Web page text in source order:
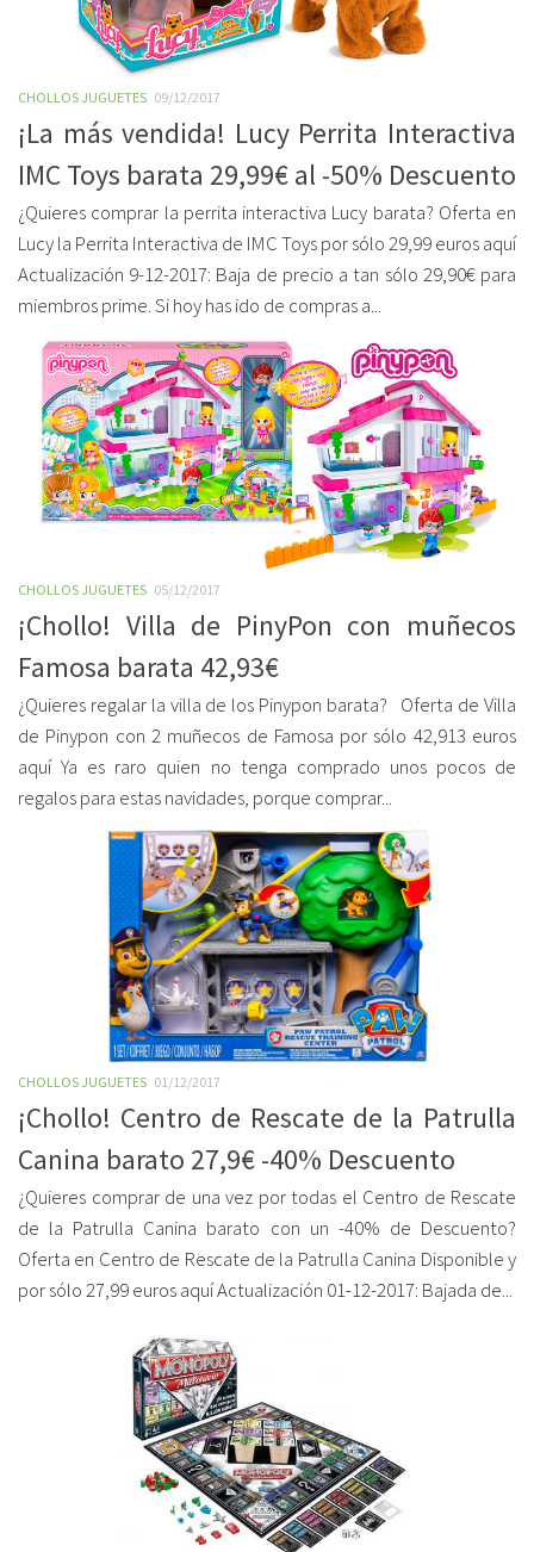
CHOLLOS JUGUETES 09/12/2017
¡La más vendida! Lucy Perrita Interactiva
IMC Toys barata 29,99€ al -50% Descuento
¿Quieres comprar la perrita interactiva Lucy barata? Oferta en
Lucy la Perrita Interactiva de IMC Toys por sólo 29,99 euros aquí
Actualización 9-12-2017: Baja de precio a tan sólo 29,90€ para
miembros prime. Si hoy has ido de compras a...
CHOLLOS JUGUETES 05/12/2017
¡Chollo! Villa de PinyPon con muñecos
Famosa barata 42,93€
¿Quieres regalar la villa de los Pinypon barata? Oferta de Villa
de Pinypon con 2 muñecos de Famosa por sólo 42,913 euros
aquí Ya es raro quien no tenga comprado unos pocos de
regalos para estas navidades, porque comprar...
CHOLLOS JUGUETES 01/12/2017
¡Chollo! Centro de Rescate de la Patrulla
Canina barato 27,9€ -40% Descuento
¿Quieres comprar de una vez por todas el Centro de Rescate
de la Patrulla Canina barato con un -40% de Descuento?
Oferta en Centro de Rescate de la Patrulla Canina Disponible y
por sólo 27,99 euros aquí Actualización 01-12-2017: Bajada de...